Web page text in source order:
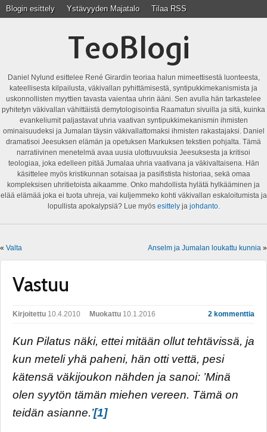
Blogin esittely Ystävyyden Majatalo Tilaa RSS
TeoBlogi
Daniel Nylund esittelee René Girardin teoriaa halun mimeettisestä luonteesta,
kateellisesta kilpailusta, väkivallan pyhittämisestä, syntipukkimekanismista ja
uskonnollisten myyttien tavasta vaientaa uhrin ääni. Sen avulla hän tarkastelee
pyhitetyn väkivallan vähittäistä demytologisointia Raamatun sivuilla ja sitä, kuinka
evankeliumit paljastavat uhria vaativan syntipukkimekanismin ihmisten
ominaisuudeksi ja Jumalan täysin väkivallattomaksi ihmisten rakastajaksi. Daniel
dramatisoi Jeesuksen elämän ja opetuksen Markuksen tekstien pohjalta. Tämä
narratiivinen menetelmä avaa uusia ulottuvuuksia Jeesuksesta ja kritisoi
teologiaa, joka edelleen pitää Jumalaa uhria vaativana ja väkivaltaisena. Hän
käsittelee myös kristikunnan sotaisaa ja pasifistista historiaa, sekä omaa
kompleksisen uhritietoista aikaamme. Onko mahdollista hylätä hylkääminen ja
elää elämää joka ei tuota uhreja, vai kuljemmeko kohti väkivallan eskaloitumista ja
lopullista apokalypsiä? Lue myös esittelyja johdanto.
« Valta Anselm ja Jumalan loukattu kunnia »
Vastuu
2 kommenttia
Kirjoitettu 10.4.2010 Muokattu 10.1.2016
Kun Pilatus näki, ettei mitään ollut tehtävissä, ja
kun meteli yhä paheni, hän otti vettä, pesi
kätensä väkijoukon nähden ja sanoi: ’Minä
olen syytön tämän miehen vereen. Tämä on
teidän asianne.’[1]